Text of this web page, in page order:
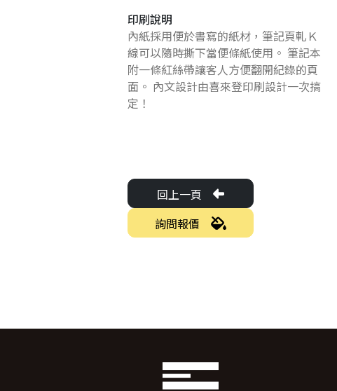
印刷說明
內紙採用便於書寫的紙材，筆記頁軋Ｋ
線可以隨時撕下當便條紙使用。 筆記本
附一條紅絲帶讓客人方便翻開紀錄的頁
面。 內文設計由喜來登印刷設計一次搞
定！
回上一頁
詢問報價